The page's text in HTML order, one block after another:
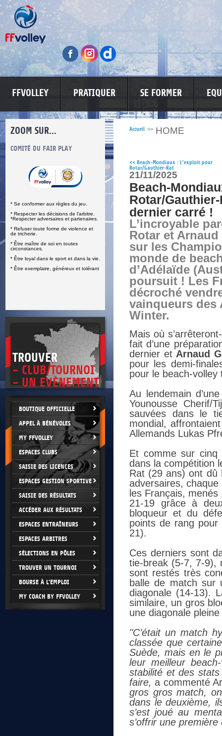
FFVOLLEY PRATIQUER SE FORMER
ZOOM SUR...
COMITÉ DU FAIR PLAY
* Se conformer aux règles du jeu.
* Respecter les décisions de l’arbitre.
*Respecter adversaires et partenaires.
* Refuser toute forme de violence et
de tricherie.
* Être maître de soi en toutes
circonstances.
* Être loyal dans le sport et dans la vie.
* Être exemplaire, généreux et tolérant
LUTTE CONTRE LES VIOLENCES
TROUVER
- CLUB/TOURNOI
- UN EVÈNEMENT
BOUTIQUE OFFICIELLE
APPEL À BÉNÉVOLES
MY FFVOLLEY
ESPACES CLUBS
SAISIE DES LICENCES
ESPACES GESTION SPORTIVE
SAISIE DES RÉSULTATS
ACCÉDER AUX RÉSULTATS
ESPACES ENTRAÎNEURS
ESPACES ARBITRES
SÉLECTIONS EN PÔLES
TROUVER UN TOURNOI
BOURSE À L'EMPLOI
MY COACH BY FFVOLLEY
Accueil >> HOME
<< Beach-Mondiaux : L’exploit pour
Rotar/Gauthier-Rat
21/11/2025
Beach-
Rotar/
dernier carré !
L’incroyable
Rotar et
sur les
monde de
d’Adélaïde
poursuit ! Les
décroché
vainqueurs des
Winter.
Mais où
fait d’une
dernier et Arnaud
pour les demi-
pour le beach-volley
Au lendemain
Younousse Cherif/
sauvées dans le
mondial,
Allemands Lukas
Et comme sur cinq
dans la compétition
Rat (29 ans) ont dû
adversaires,
les Français,
21-19 grâce à
bloqueur et du
points de rang
21).
Ces derniers sont
tie-break (5-7, 7-9),
sont restés très
balle de match sur
diagonale (14-13).
similaire, un gros
une diagonale
"C’était un match
classée que
Suède, mais en le
leur meilleur
stabilité et des stats
faire, a commenté
gros gros match,
dans le deuxième,
s’est joué au
s’offrir une